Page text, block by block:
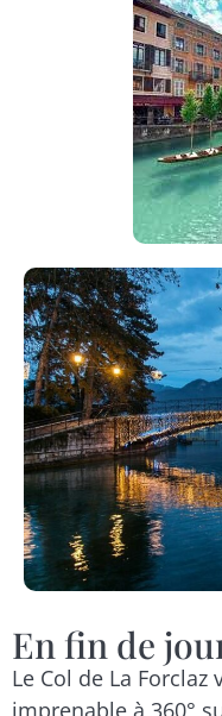
En fin de
Le Col de La
imprenable à 360°